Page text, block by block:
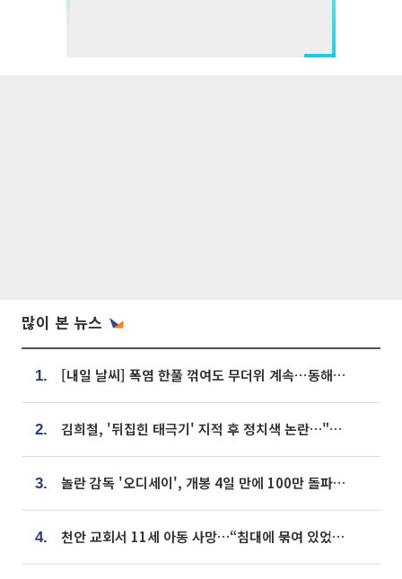
많이 본 뉴스
1. [내일 날씨] 폭염 한풀 꺾여도 무더위 계속⋯동해안 이틀 연속 비
2. 김희철, '뒤집힌 태극기' 지적 후 정치색 논란…"좌우 떠나 우리나라 국기"
3. 놀란 감독 '오디세이', 개봉 4일 만에 100만 돌파⋯'왕사남' 보다 빠르다
4. 천안 교회서 11세 아동 사망…“침대에 묶여 있었다” 진술 확보